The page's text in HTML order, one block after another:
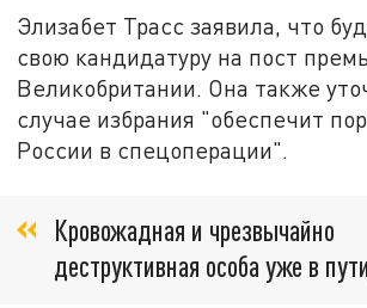
Элизабет Трасс заявила, что
свою кандидатуру на пост
Великобритании. Она также
случае избрания "обеспечит
России в спецоперации".
Кровожадная и чрезвычайно
деструктивная особа уже в